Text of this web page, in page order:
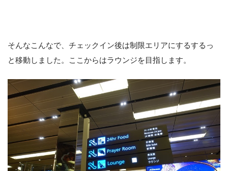
そんなこんなで、チェックイン後は制限エリアにするするっ
と移動しました。ここからはラウンジを目指します。